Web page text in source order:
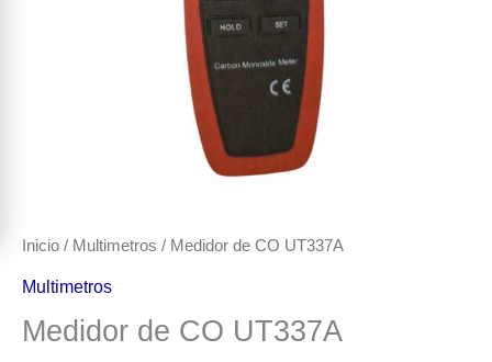
Inicio / Multimetros / Medidor de CO UT337A
Multimetros
Medidor de CO UT337A